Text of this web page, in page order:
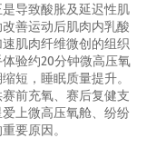
导致酸胀及延迟性肌
善运动后肌肉内乳酸
肌肉纤维微创的组织
验约20分钟微高压氧
短，睡眠质量提升。
前充氧、赛后复健支
上微高压氧舱、纷纷
要原因。